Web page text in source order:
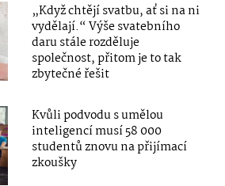
„Když chtějí svatbu, ať si na ni
vydělají.“ Výše svatebního
daru stále rozděluje
společnost, přitom je to tak
zbytečné řešit
Kvůli podvodu s umělou
inteligencí musí 58 000
studentů znovu na přijímací
zkoušky